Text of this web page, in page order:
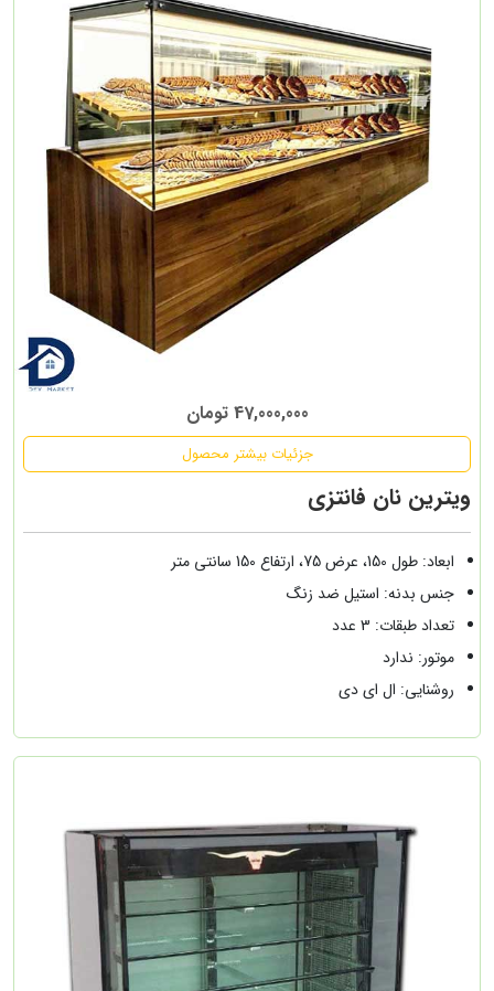
47,000,000 تومان
جزئیات بیشتر محصول
ویترین نان فانتزی
ابعاد: طول 150، عرض 75، ارتفاع 150 سانتی متر
جنس بدنه: استیل ضد زنگ
تعداد طبقات: 3 عدد
موتور: ندارد
روشنایی: ال ای دی